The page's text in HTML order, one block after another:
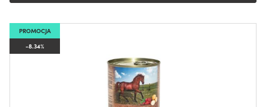
PROMOCJA
-8.34%